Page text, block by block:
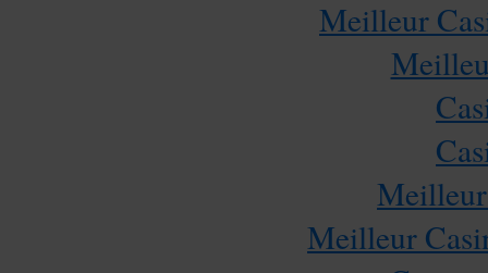
Meilleur
Meilleur